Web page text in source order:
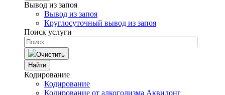
Вывод из запоя
Вывод из запоя
Круглосуточный вывод из запоя
Поиск услуги
Очистить
Найти
Кодирование
Кодирование
Кодирование от алкоголизма Аквилонг